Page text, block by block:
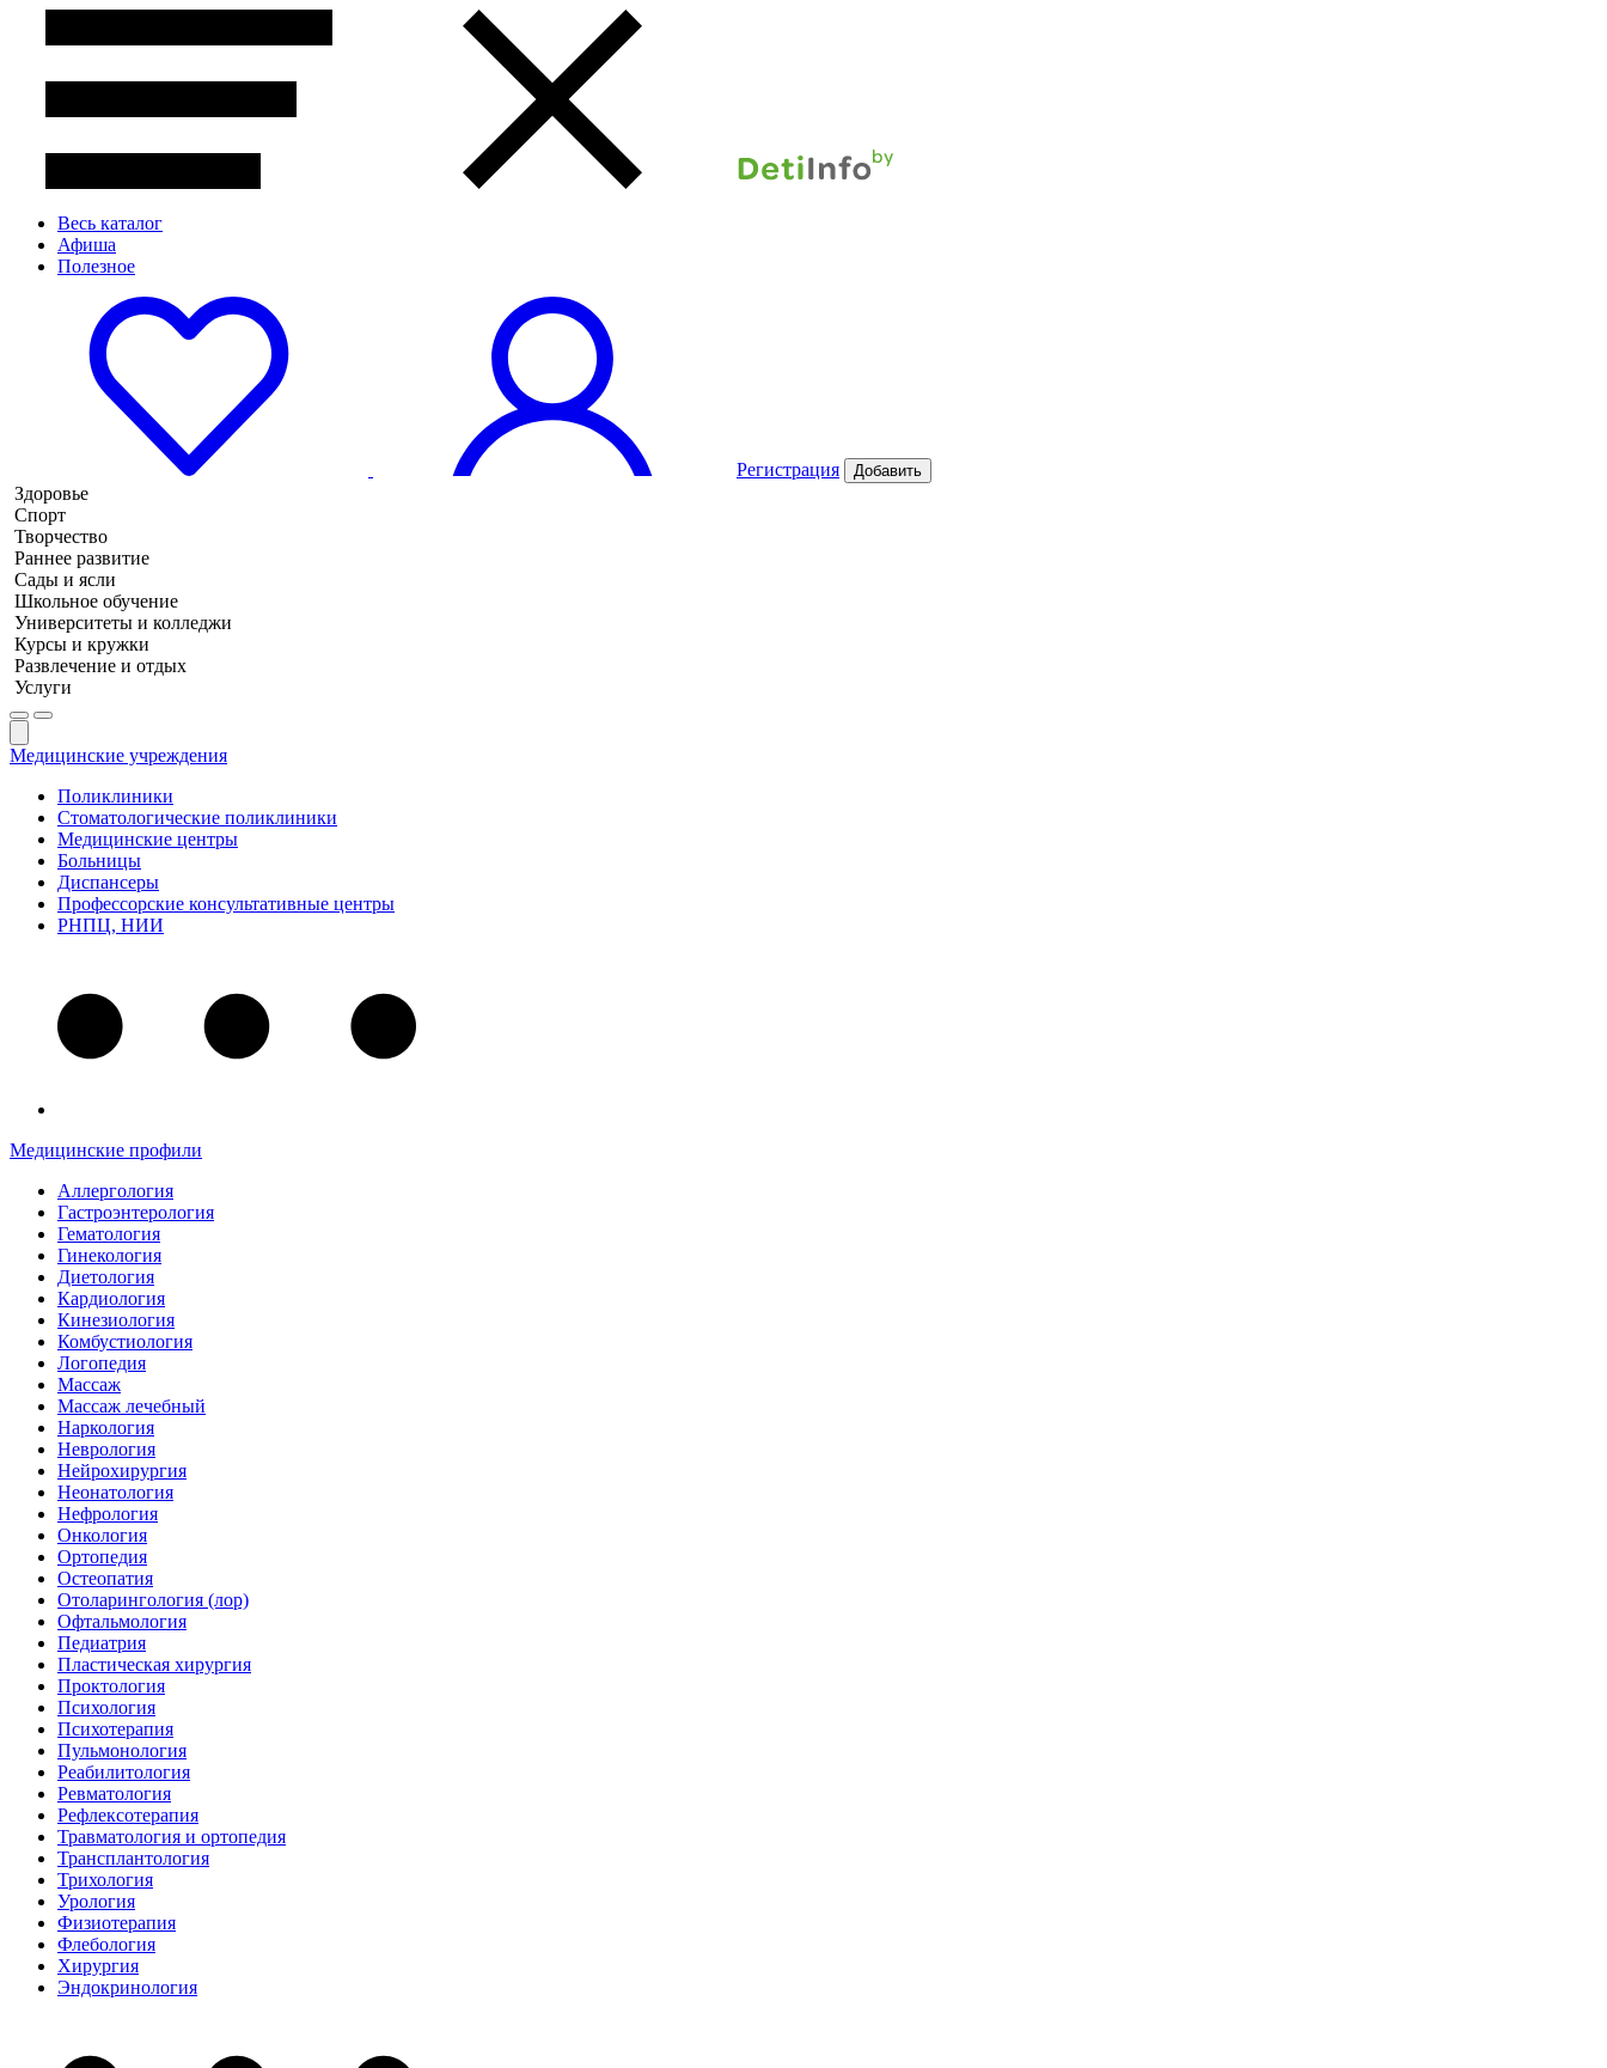
Весь каталог
Афиша
Полезное
Регистрация Добавить
Здоровье
Спорт
Творчество
Раннее развитие
Сады и ясли
Школьное обучение
Университеты и колледжи
Курсы и кружки
Развлечение и отдых
Услуги
Медицинские учреждения
Поликлиники
Стоматологические поликлиники
Медицинские центры
Больницы
Диспансеры
Профессорские консультативные центры
РНПЦ, НИИ
Медицинские профили
Аллергология
Гастроэнтерология
Гематология
Гинекология
Диетология
Кардиология
Кинезиология
Комбустиология
Логопедия
Массаж
Массаж лечебный
Наркология
Неврология
Нейрохирургия
Неонатология
Нефрология
Онкология
Ортопедия
Остеопатия
Отоларингология (лор)
Офтальмология
Педиатрия
Пластическая хирургия
Проктология
Психология
Психотерапия
Пульмонология
Реабилитология
Ревматология
Рефлексотерапия
Травматология и ортопедия
Трансплантология
Трихология
Урология
Физиотерапия
Флебология
Хирургия
Эндокринология